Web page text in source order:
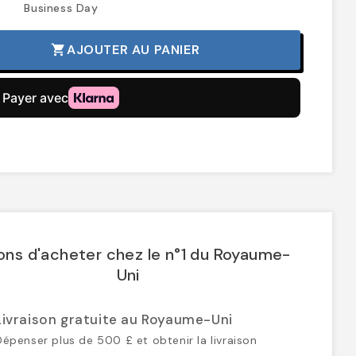
Business Day
shopping_cartAJOUTER AU PANIER
d'acheter chez le n°1 du Royaume-
Uni
gratuite au Royaume-Uni
plus de 500 £ et obtenir la livraison